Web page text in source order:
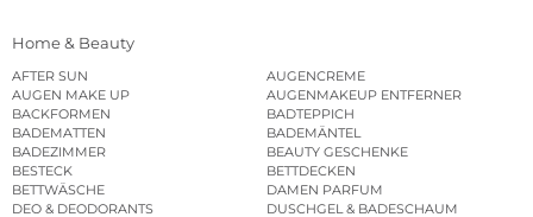
Home & Beauty
AFTER SUN
AUGENCREME
AUGEN MAKE UP
AUGENMAKEUP ENTFERNER
BACKFORMEN
BADTEPPICH
BADEMATTEN
BADEMÄNTEL
BADEZIMMER
BEAUTY GESCHENKE
BESTECK
BETTDECKEN
BETTWÄSCHE
DAMEN PARFUM
DEO & DEODORANTS
DUSCHGEL & BADESCHAUM